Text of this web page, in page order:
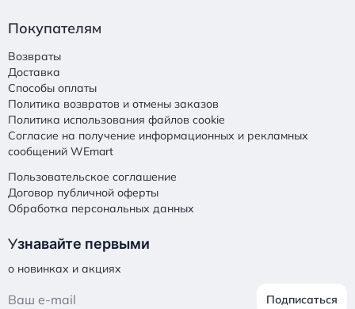
Покупателям
Возвраты
Доставка
Способы оплаты
Политика возвратов и отмены заказов
Политика использования файлов cookie
Согласие на получение информационных и рекламных
сообщений WEmart
Пользовательское соглашение
Договор публичной оферты
Обработка персональных данных
Узнавайте первыми
о новинках и акциях
Подписаться